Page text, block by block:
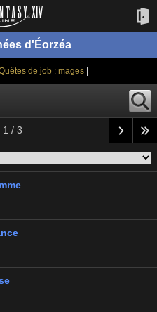
d'Éorzéa
de job : mages
1 / 3